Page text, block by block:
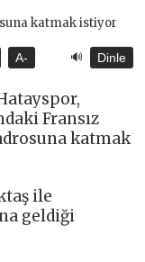
A- 🔊 Dinle
Fransız
katmak
ile
geldiği